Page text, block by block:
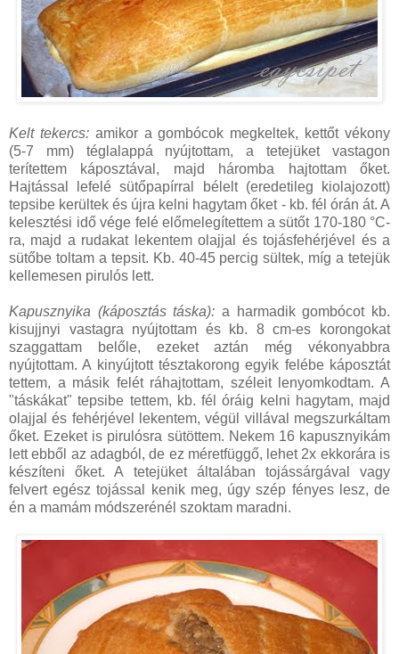
Kelt tekercs:amikor a gombócok megkeltek, kettőt vékony
(5-7 mm) téglalappá nyújtottam, a tetejüket vastagon
terítettem káposztával, majd háromba hajtottam őket.
Hajtással lefelé sütőpapírral bélelt (eredetileg kiolajozott)
tepsibe kerültek és újra kelni hagytam őket - kb. fél órán át. A
kelesztési idő vége felé előmelegítettem a sütőt 170-180 °C-
ra, majd a rudakat lekentem olajjal és tojásfehérjével és a
sütőbe toltam a tepsit. Kb. 40-45 percig sültek, míg a tetejük
kellemesen pirulós lett.
Kapusznyika (káposztás táska): a harmadik gombócot kb.
kisujjnyi vastagra nyújtottam és kb. 8 cm-es korongokat
szaggattam belőle, ezeket aztán még vékonyabbra
nyújtottam. A kinyújtott tésztakorong egyik felébe káposztát
tettem, a másik felét ráhajtottam, széleit lenyomkodtam. A
"táskákat" tepsibe tettem, kb. fél óráig kelni hagytam, majd
olajjal és fehérjével lekentem, végül villával megszurkáltam
őket. Ezeket is pirulósra sütöttem. Nekem 16 kapusznyikám
lett ebből az adagból, de ez méretfüggő, lehet 2x ekkorára is
készíteni őket. A tetejüket általában tojássárgával vagy
felvert egész tojással kenik meg, úgy szép fényes lesz, de
én a mamám módszerénél szoktam maradni.